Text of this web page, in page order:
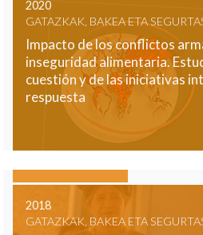
2020
GATAZKAK, BAKEA ETA
Impacto de los conflictos
inseguridad alimentaria.
cuestión y de las iniciativas
respuesta
2018
GATAZKAK, BAKEA ETA